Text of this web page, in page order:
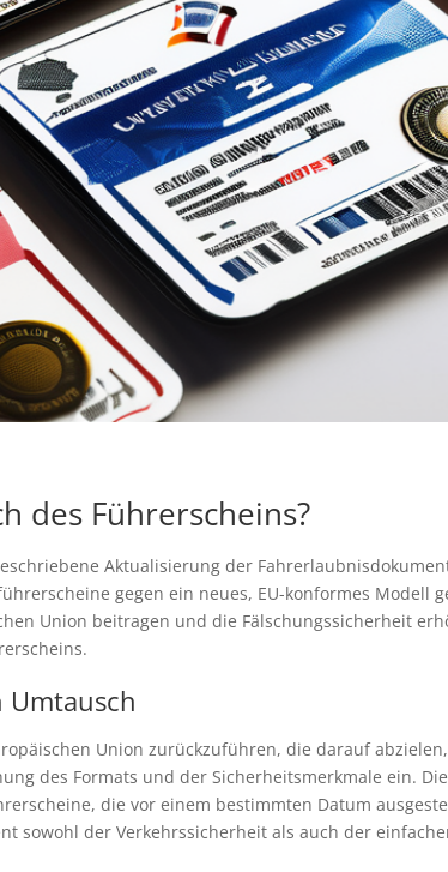
des Führerscheins?
Aktualisierung der
gegen ein neues, EU-konformes Modell
Union beitragen und die Fälschungssicherheit
Union zurückzuführen, die darauf
des Formats und der Sicherheitsmerkmale ein.
die vor einem bestimmten Datum
sowohl der Verkehrssicherheit als auch der